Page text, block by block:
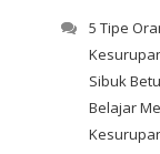
5 Tipe
Sibuk
Belajar